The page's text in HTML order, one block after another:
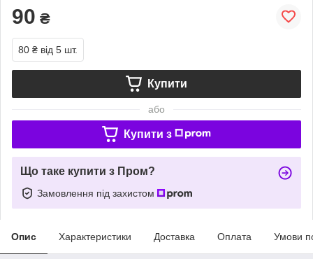
90 ₴
80 ₴ від 5 шт.
Купити
або
Купити з
Що таке купити з Пром?
Замовлення під захистом
Опис Характеристики Доставка Оплата Умови